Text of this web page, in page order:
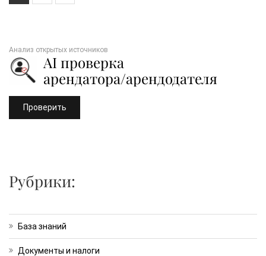
Анализ открытых источников
AI проверка
арендатора/арендодателя
Проверить
Рубрики:
База знаний
Документы и налоги